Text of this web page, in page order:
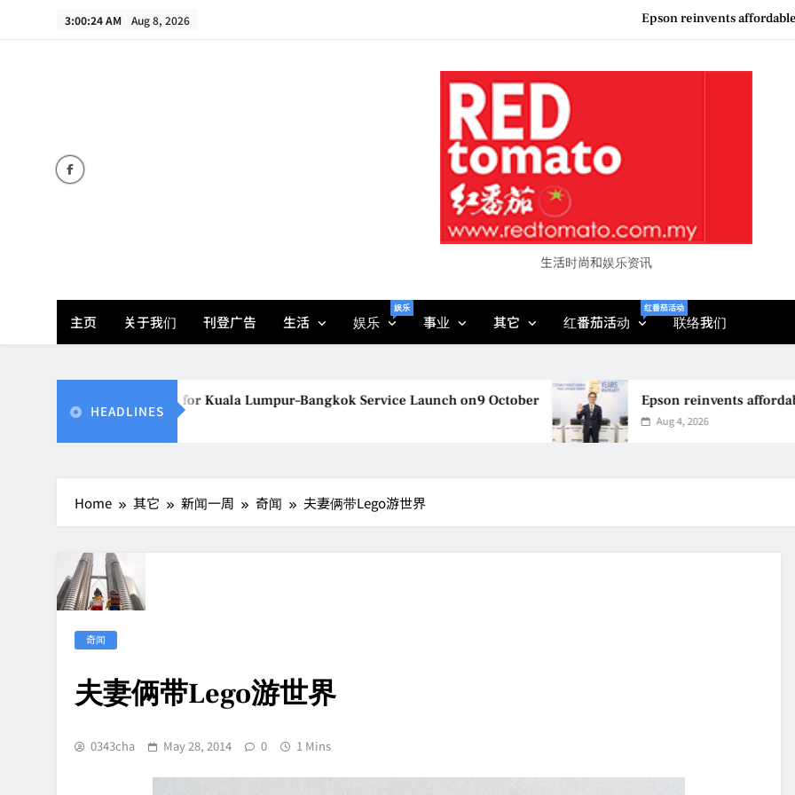
3:00:25 AM Aug 8, 2026 Epson reinvents
Epson reinvents
“See Her Heal – 1,000 Untold
生活时尚和娱乐资讯
主页 关于我们 刊登广告 生活 娱乐
娱乐
事业 其它 红番茄活动
红番茄活动
联络我们
HEADLINES
Thailand Gears Up for Kuala Lumpur–Bangkok Service Launch on9 October Epson reinvents affordable
Aug 4, 2026
Home 其它 新闻一周 奇闻 夫妻俩带Lego游世界
奇闻
夫妻俩带Lego游世界
0343cha May 28, 2014 0 1 Mins